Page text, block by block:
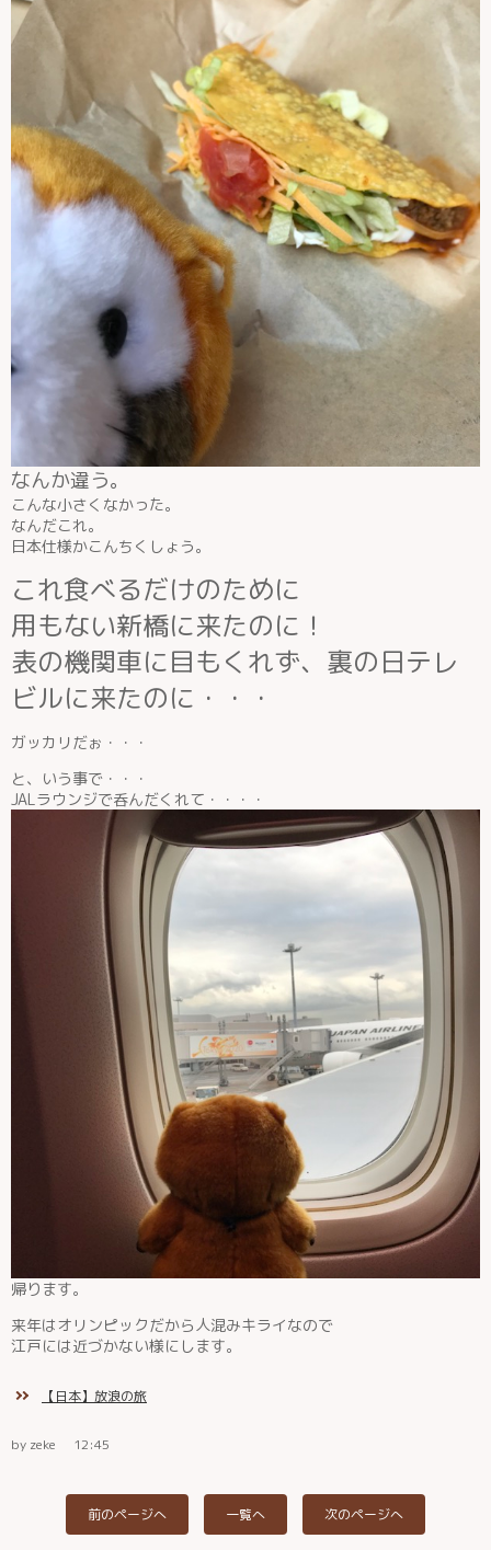
なんか違う。
こんな小さくなかった。
なんだこれ。
日本仕様かこんちくしょう。
これ食べるだけのために
用もない新橋に来たのに！
表の機関車に目もくれず、裏の日テレ
ビルに来たのに・・・
ガッカリだぉ・・・
と、いう事で・・・
JALラウンジで呑んだくれて・・・・
帰ります。
来年はオリンピックだから人混みキライなので
江戸には近づかない様にします。
【日本】放浪の旅
by zeke 12:45
前のページへ 一覧へ 次のページへ